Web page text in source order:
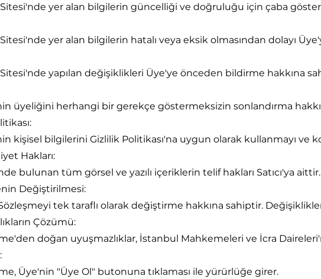
Sitesi'nde yer alan bilgilerin güncelliği ve doğruluğu için çaba
Sitesi'nde yer alan bilgilerin hatalı veya eksik olmasından dolayı
Sitesi'nde yapılan değişiklikleri Üye'ye önceden bildirme hakkına
üyeliğini herhangi bir gerekçe göstermeksizin sonlandırma
kişisel bilgilerini Gizlilik Politikası'na uygun olarak kullanmayı ve
Hakları:
bulunan tüm görsel ve yazılı içeriklerin telif hakları Satıcı'ya
Değiştirilmesi:
Sözleşmeyi tek taraflı olarak değiştirme hakkına sahiptir.
Çözümü:
doğan uyuşmazlıklar, İstanbul Mahkemeleri ve İcra
Üye'nin "Üye Ol" butonuna tıklaması ile yürürlüğe girer.